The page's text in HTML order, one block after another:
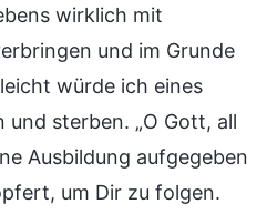
wirklich mit
und im Grunde
würde ich eines
und sterben. „O Gott, all
Ausbildung aufgegeben
um Dir zu folgen.